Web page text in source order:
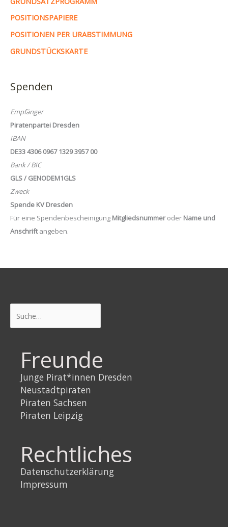
POSITIONSPAPIERE
POSITIONEN PER URABSTIMMUNG
GRUNDSTÜCKSKARTE
Spenden
Empfänger
Piratenpartei Dresden
IBAN
DE33 4306 0967 1329 3957 00
Bank / BIC
GLS / GENODEM1GLS
Zweck
Spende KV Dresden
Für eine Spendenbescheinigung Mitgliedsnummeroder Name und
Anschriftangeben.
Freunde
Junge Pirat*innen Dresden
Neustadtpiraten
Piraten Sachsen
Piraten Leipzig
Rechtliches
Datenschutzerklärung
Impressum